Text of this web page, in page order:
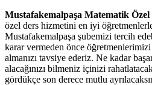
Mustafakemalpaşa Matematik
özel ders hizmetini en iyi
Mustafakemalpaşa şubemizi tercih
karar vermeden önce öğretmenlerimizi
almanızı tavsiye ederiz. Ne kadar
alacağınızı bilmeniz içinizi
gördükçe son derece mutlu